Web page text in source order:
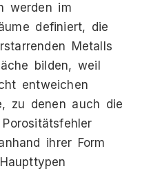
werden im
definiert, die
Metalls
bilden, weil
entweichen
zu denen auch die
ihrer Form